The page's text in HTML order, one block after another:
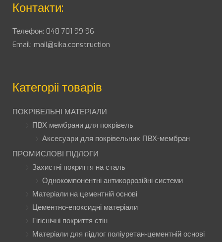
Контакти:
Телефон: 048 701 99 96
Email: mail@sika.construction
Категоріі товарів
ПОКРІВЕЛЬНІ МАТЕРІАЛИ
ПВХ мембрани для покрівель
Аксесуари для покрівельних ПВХ-мембран
ПРОМИСЛОВІ ПІДЛОГИ
Захистні покриття на сталь
Однокомпонентні антикоррозійні системи
Матеріали на цементній основі
Цементно-епоксидні матеріали
Гігієнічні покриття стін
Матеріали для підлог поліуретан-цементній основі